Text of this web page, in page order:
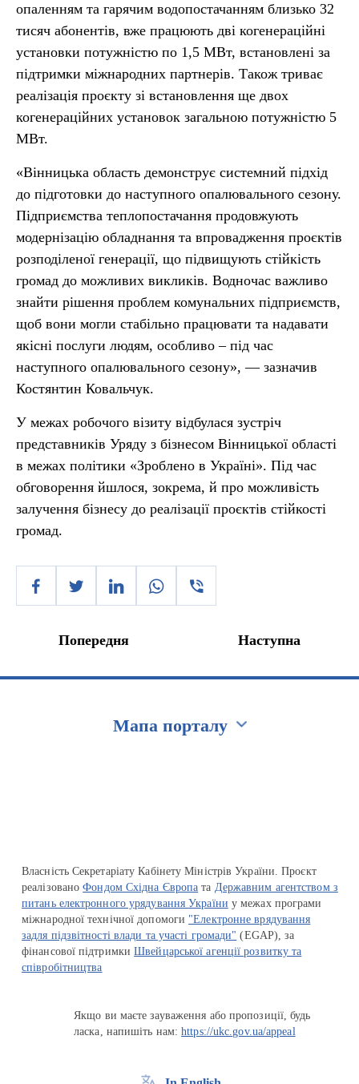
опаленням та гарячим водопостачанням близько 32
тисяч абонентів, вже працюють дві когенераційні
установки потужністю по 1,5 МВт, встановлені за
підтримки міжнародних партнерів. Також триває
реалізація проєкту зі встановлення ще двох
когенераційних установок загальною потужністю 5
МВт.
«Вінницька область демонструє системний підхід
до підготовки до наступного опалювального сезону.
Підприємства теплопостачання продовжують
модернізацію обладнання та впровадження проєктів
розподіленої генерації, що підвищують стійкість
громад до можливих викликів. Водночас важливо
знайти рішення проблем комунальних підприємств,
щоб вони могли стабільно працювати та надавати
якісні послуги людям, особливо – під час
наступного опалювального сезону», — зазначив
Костянтин Ковальчук.
У межах робочого візиту відбулася зустріч
представників Уряду з бізнесом Вінницької області
в межах політики «Зроблено в Україні». Під час
обговорення йшлося, зокрема, й про можливість
залучення бізнесу до реалізації проєктів стійкості
громад.
Попередня Наступна
Мапа порталу
Власність Секретаріату Кабінету Міністрів України. Проєкт
реалізованоФондом Східна Європа та Державним агентством з
питань електронного урядування України у межах програми
міжнародної технічної допомоги "Електронне врядування
задля підзвітності влади та участі громади" (EGAP), за
фінансової підтримкиШвейцарської агенції розвитку та
співробітництва
Якщо ви маєте зауваження або пропозиції, будь
ласка, напишіть нам:https://ukc.gov.ua/appeal